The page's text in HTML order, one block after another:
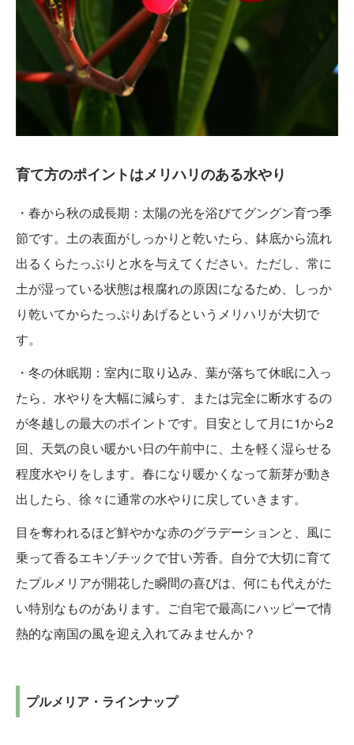
育て方のポイントはメリハリのある水やり
・春から秋の成長期：太陽の光を浴びてグングン育つ季
節です。土の表面がしっかりと乾いたら、鉢底から流れ
出るくらたっぷりと水を与えてください。ただし、常に
土が湿っている状態は根腐れの原因になるため、しっか
り乾いてからたっぷりあげるというメリハリが大切で
す。
・冬の休眠期：室内に取り込み、葉が落ちて休眠に入っ
たら、水やりを大幅に減らす、または完全に断水するの
が冬越しの最大のポイントです。目安として月に1から2
回、天気の良い暖かい日の午前中に、土を軽く湿らせる
程度水やりをします。春になり暖かくなって新芽が動き
出したら、徐々に通常の水やりに戻していきます。
目を奪われるほど鮮やかな赤のグラデーションと、風に
乗って香るエキゾチックで甘い芳香。自分で大切に育て
たプルメリアが開花した瞬間の喜びは、何にも代えがた
い特別なものがあります。ご自宅で最高にハッピーで情
熱的な南国の風を迎え入れてみませんか？
プルメリア・ラインナップ